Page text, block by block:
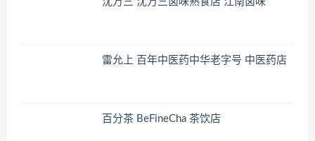
雷允上 百年中医药中华老字号 中医药店
百分茶 BeFineCha 茶饮店